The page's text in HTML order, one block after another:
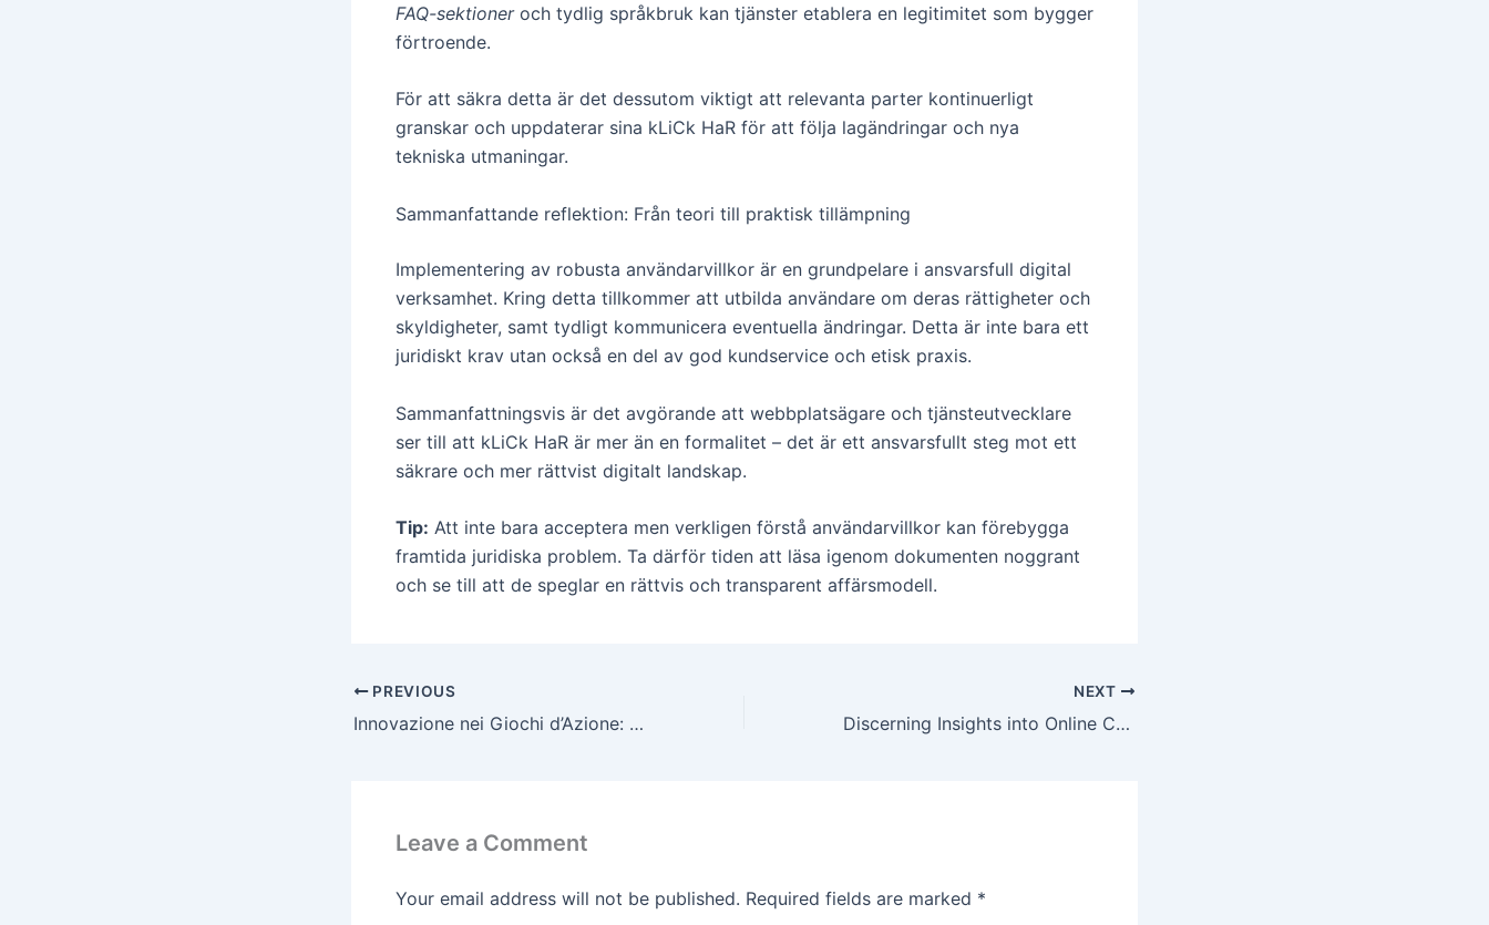
FAQ-sektioneroch tydlig språkbruk kan tjänster etablera en legitimitet som bygger
förtroende.
För att säkra detta är det dessutom viktigt att relevanta parter kontinuerligt
granskar och uppdaterar sina kLiCk HaR för att följa lagändringar och nya
tekniska utmaningar.
Sammanfattande reflektion: Från teori till praktisk tillämpning
Implementering av robusta användarvillkor är en grundpelare i ansvarsfull digital
verksamhet. Kring detta tillkommer att utbilda användare om deras rättigheter och
skyldigheter, samt tydligt kommunicera eventuella ändringar. Detta är inte bara ett
juridiskt krav utan också en del av god kundservice och etisk praxis.
Sammanfattningsvis är det avgörande att webbplatsägare och tjänsteutvecklare
ser till att kLiCk HaR är mer än en formalitet – det är ett ansvarsfullt steg mot ett
säkrare och mer rättvist digitalt landskap.
Tip: Att inte bara acceptera men verkligen förstå användarvillkor kan förebygga
framtida juridiska problem. Ta därför tiden att läsa igenom dokumenten noggrant
och se till att de speglar en rättvis och transparent affärsmodell.
PREVIOUS
Innovazione nei Giochi d’Azione: La Rivoluzione del Gaming senza Frontiere
NEXT
Discerning Insights into Online Casino Game Dynamics: A Deep Dive intoGame Info
Leave a Comment
Your email address will not be published. Required fields are marked *